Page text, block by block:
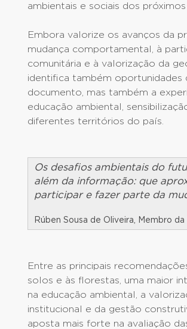
ambientais e sociais dos próximos
Embora valorize os avanços da
mudança comportamental, à
comunitária e à valorização da
identifica também oportunidades
documento, mas também a
educação ambiental,
diferentes territórios do país.
Os desafios ambientais do
além da informação: que
participar e fazer parte da
Rúben Sousa de Oliveira, Membro
Entre as principais
solos e às florestas, uma maior
na educação ambiental, a
institucional e da gestão
aposta mais forte na avaliação